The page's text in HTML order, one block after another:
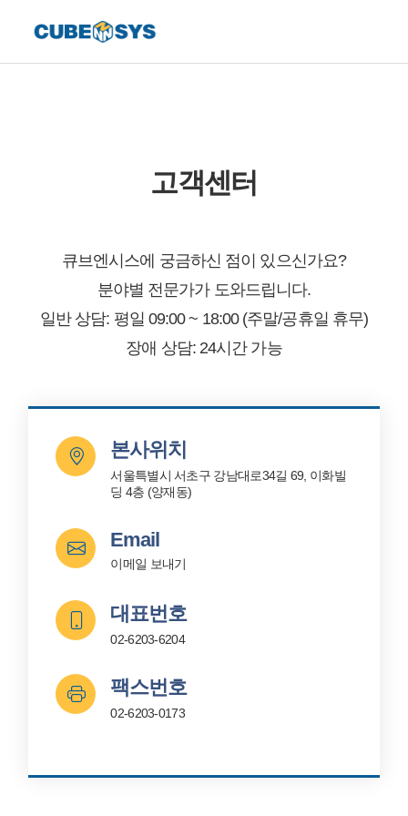
고객센터
큐브엔시스에 궁금하신 점이 있으신가요?
분야별 전문가가 도와드립니다.
일반 상담: 평일 09:00 ~ 18:00 (주말/공휴일 휴무)
장애 상담: 24시간 가능
본사위치
서울특별시 서초구 강남대로34길 69, 이화빌
딩 4층 (양재동)
Email
이메일 보내기
대표번호
02-6203-6204
팩스번호
02-6203-0173